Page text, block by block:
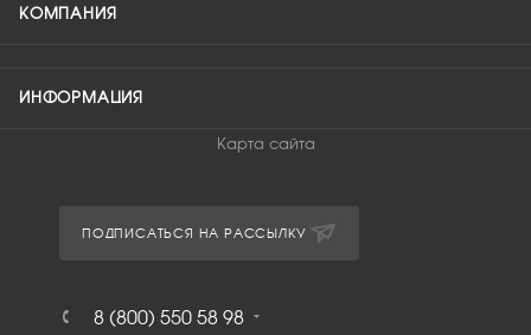
КОМПАНИЯ
ИНФОРМАЦИЯ
Карта сайта
ПОДПИСАТЬСЯ НА РАССЫЛКУ
8 (800) 550 58 98